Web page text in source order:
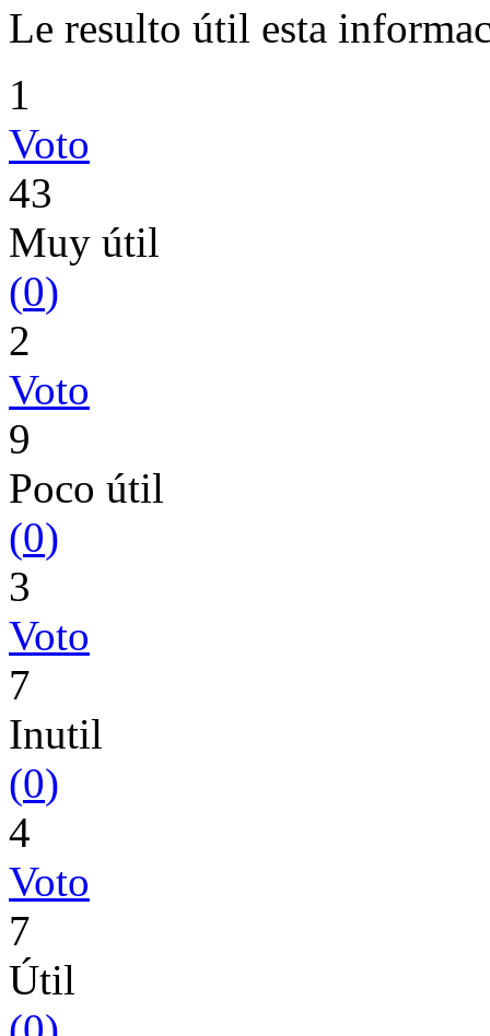
Le resulto útil esta
1
Voto
43
Muy útil
(0)
2
Voto
9
Poco útil
(0)
3
Voto
7
Inutil
(0)
4
Voto
7
Útil